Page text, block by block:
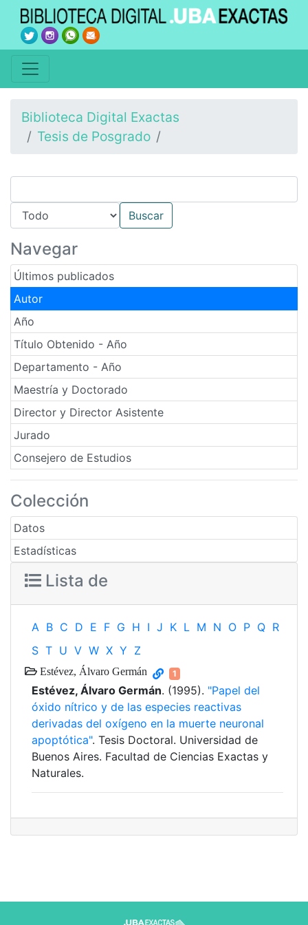
Biblioteca Digital Exactas
Tesis de Posgrado
Navegar
Últimos publicados
Autor
Año
Título Obtenido - Año
Departamento - Año
Maestría y Doctorado
Director y Director Asistente
Jurado
Consejero de Estudios
Colección
Datos
Estadísticas
Lista de
A B C D E F G H I J K L M N O P Q R
S T U V W X Y Z
Estévez, Álvaro Germán 1
Estévez, Álvaro Germán. (1995). "Papel del
óxido nítrico y de las especies reactivas
derivadas del oxígeno en la muerte neuronal
apoptótica". Tesis Doctoral. Universidad de
Buenos Aires. Facultad de Ciencias Exactas y
Naturales.